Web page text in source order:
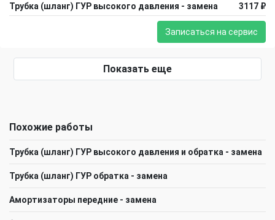
Трубка (шланг) ГУР высокого давления - замена 3117 ₽
Записаться на сервис
Показать еще
Похожие работы
Трубка (шланг) ГУР высокого давления и обратка - замена
Трубка (шланг) ГУР обратка - замена
Амортизаторы передние - замена